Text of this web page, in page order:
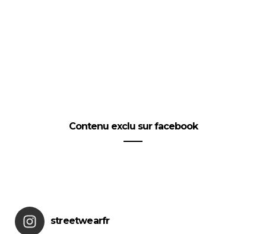
Contenu exclu sur facebook
streetwearfr